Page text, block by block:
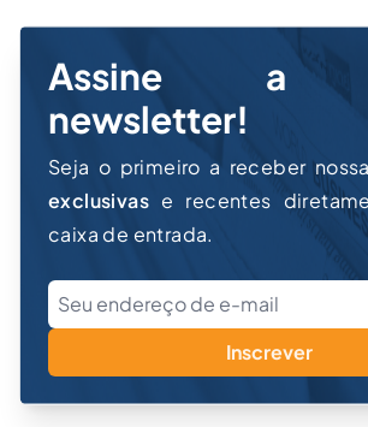
Assine a
newsletter!
Seja o primeiro a receber
exclusivas e recentes
caixa de entrada.
Inscrever